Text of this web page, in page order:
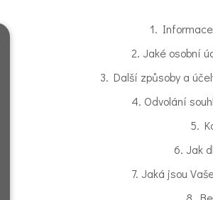
1.
2. Jaké osobní
3. Další způsoby a
4. Odvolání
5.
6. Jak
7. Jaká jsou